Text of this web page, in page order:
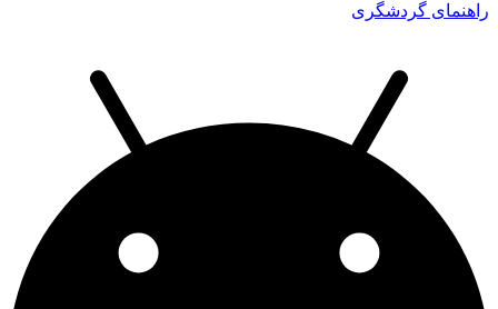
راهنمای گردشگری